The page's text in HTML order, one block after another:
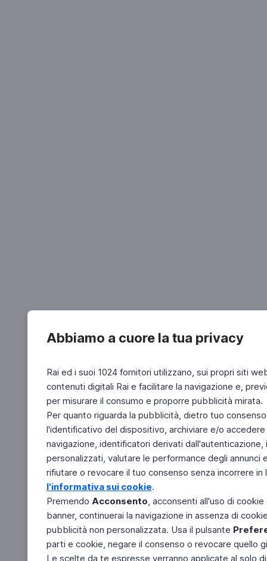
Abbiamo a cuore la tua privacy
Rai ed i suoi 1024 fornitori utilizzano, sui propri siti
contenuti digitali Rai e facilitare la navigazione e,
per misurare il consumo e proporre pubblicità mirata.
Per quanto riguarda la pubblicità, dietro tuo
l'identificativo del dispositivo, archiviare e/o
navigazione, identificatori derivati
personalizzati, valutare le performance degli
rifiutare o revocare il tuo consenso senza incorrere
l'informativa sui cookie.
Premendo Acconsento, acconsenti all'uso di
banner, continuerai la navigazione in assenza di
pubblicità non personalizzata. Usa il pulsante
parti e cookie, negare il consenso o revocare quello
Le scelte da te espresse verranno applicate al solo